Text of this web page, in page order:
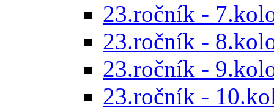
23.ročník -
23.ročník -
23.ročník -
23.ročník -